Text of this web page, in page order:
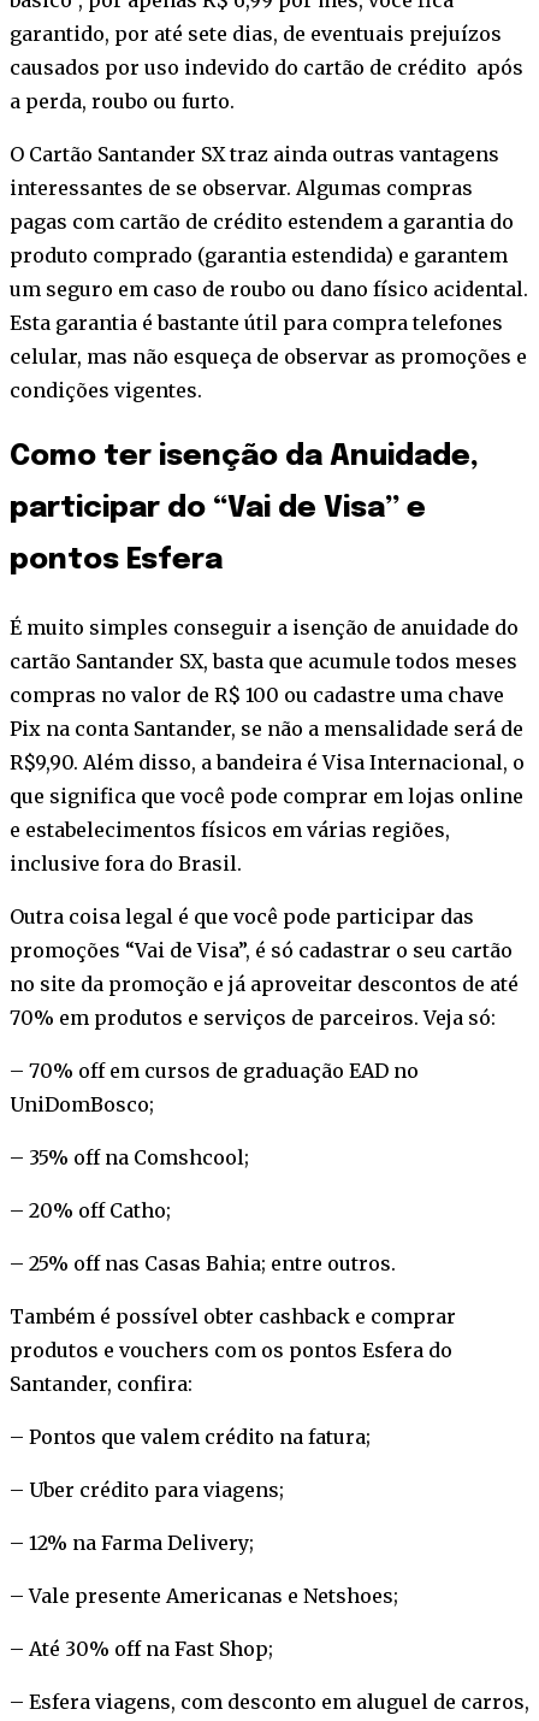
garantido, por até sete dias, de eventuais prejuízos
causados por uso indevido do cartão de crédito após
a perda, roubo ou furto.
O Cartão Santander SX traz ainda outras vantagens
interessantes de se observar. Algumas compras
pagas com cartão de crédito estendem a garantia do
produto comprado (garantia estendida) e garantem
um seguro em caso de roubo ou dano físico acidental.
Esta garantia é bastante útil para compra telefones
celular, mas não esqueça de observar as promoções e
condições vigentes.
Como ter isenção da Anuidade,
participar do “Vai de Visa” e
pontos Esfera
É muito simples conseguir a isenção de anuidade do
cartão Santander SX, basta que acumule todos meses
compras no valor de R$ 100 ou cadastre uma chave
Pix na conta Santander, se não a mensalidade será de
R$9,90. Além disso, a bandeira é Visa Internacional, o
que significa que você pode comprar em lojas online
e estabelecimentos físicos em várias regiões,
inclusive fora do Brasil.
Outra coisa legal é que você pode participar das
promoções “Vai de Visa”, é só cadastrar o seu cartão
no site da promoção e já aproveitar descontos de até
70% em produtos e serviços de parceiros. Veja só:
– 70% off em cursos de graduação EAD no
UniDomBosco;
– 35% off na Comshcool;
– 20% off Catho;
– 25% off nas Casas Bahia; entre outros.
Também é possível obter cashback e comprar
produtos e vouchers com os pontos Esfera do
Santander, confira:
– Pontos que valem crédito na fatura;
– Uber crédito para viagens;
– 12% na Farma Delivery;
– Vale presente Americanas e Netshoes;
– Até 30% off na Fast Shop;
– Esfera viagens, com desconto em aluguel de carros,